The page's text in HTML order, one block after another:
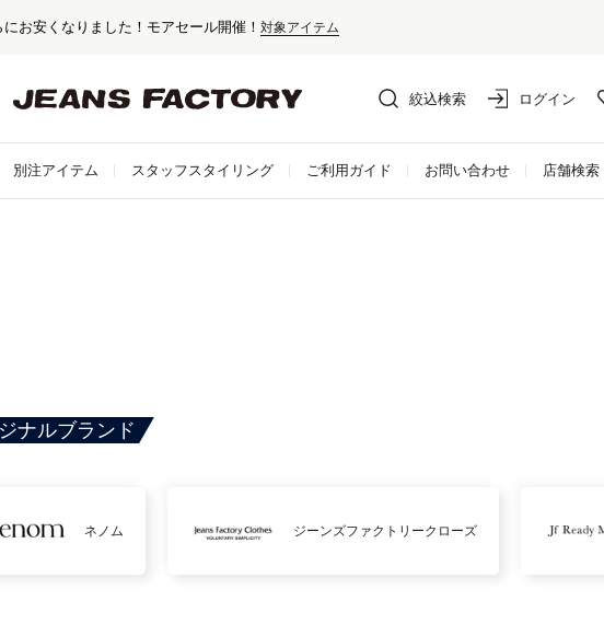
にお安くなりました！モアセール開催！ 対象アイテム
い上げで送料無料！
得な情報をゲット。さらに詳しく
絞込検索 ログイン
別注アイテム スタッフスタイリング ご利用ガイド お問い合わせ 店舗検索
ナルブランド
ネノム ジーンズファクトリークローズ